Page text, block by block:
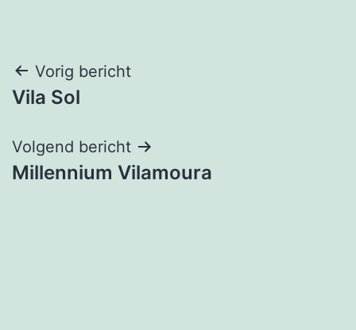
Bericht
navigatie
Vorig bericht
Vila Sol
Volgend bericht
Millennium Vilamoura